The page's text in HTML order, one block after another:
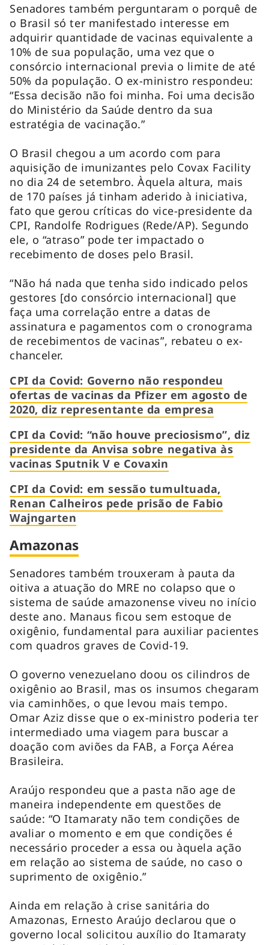
Senadores também perguntaram o porquê de
o Brasil só ter manifestado interesse em
adquirir quantidade de vacinas equivalente a
10% de sua população, uma vez que o
consórcio internacional previa o limite de até
50% da população. O ex-ministro respondeu:
“Essa decisão não foi minha. Foi uma decisão
do Ministério da Saúde dentro da sua
estratégia de vacinação.”
O Brasil chegou a um acordo com para
aquisição de imunizantes pelo Covax Facility
no dia 24 de setembro. Àquela altura, mais
de 170 países já tinham aderido à iniciativa,
fato que gerou críticas do vice-presidente da
CPI, Randolfe Rodrigues (Rede/AP). Segundo
ele, o “atraso” pode ter impactado o
recebimento de doses pelo Brasil.
“Não há nada que tenha sido indicado pelos
gestores [do consórcio internacional] que
faça uma correlação entre a datas de
assinatura e pagamentos com o cronograma
de recebimentos de vacinas”, rebateu o ex-
chanceler.
CPI da Covid: Governo não respondeu
ofertas de vacinas da Pfizer em agosto de
2020, diz representante da empresa
CPI da Covid: “não houve preciosismo”, diz
presidente da Anvisa sobre negativa às
vacinas Sputnik V e Covaxin
CPI da Covid: em sessão tumultuada,
Renan Calheiros pede prisão de Fabio
Wajngarten
Amazonas
Senadores também trouxeram à pauta da
oitiva a atuação do MRE no colapso que o
sistema de saúde amazonense viveu no início
deste ano. Manaus ficou sem estoque de
oxigênio, fundamental para auxiliar pacientes
com quadros graves de Covid-19.
O governo venezuelano doou os cilindros de
oxigênio ao Brasil, mas os insumos chegaram
via caminhões, o que levou mais tempo.
Omar Aziz disse que o ex-ministro poderia ter
intermediado uma viagem para buscar a
doação com aviões da FAB, a Força Aérea
Brasileira.
Araújo respondeu que a pasta não age de
maneira independente em questões de
saúde: “O Itamaraty não tem condições de
avaliar o momento e em que condições é
necessário proceder a essa ou àquela ação
em relação ao sistema de saúde, no caso o
suprimento de oxigênio.”
Ainda em relação à crise sanitária do
Amazonas, Ernesto Araújo declarou que o
governo local solicitou auxílio do Itamaraty